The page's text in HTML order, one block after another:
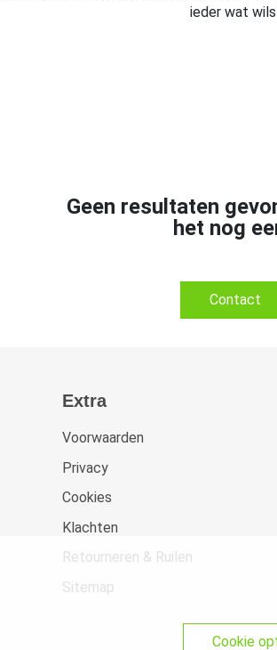
ieder wat
Geen resultaten
het nog
Contact
Extra
Voorwaarden
Privacy
Cookies
Klachten
Retourneren & Ruilen
Sitemap
cookie